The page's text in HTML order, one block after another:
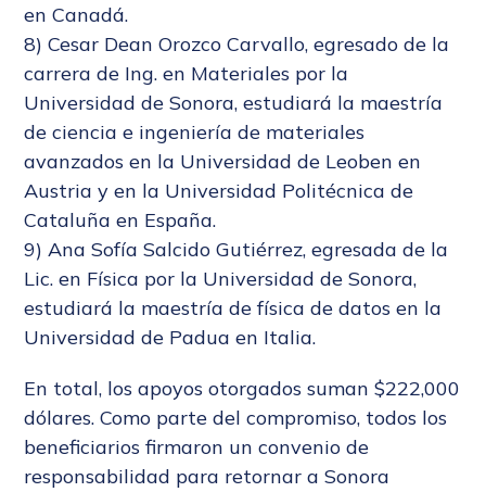
en Canadá.
8) Cesar Dean Orozco Carvallo, egresado de la
carrera de Ing. en Materiales por la
Universidad de Sonora, estudiará la maestría
de ciencia e ingeniería de materiales
avanzados en la Universidad de Leoben en
Austria y en la Universidad Politécnica de
Cataluña en España.
9) Ana Sofía Salcido Gutiérrez, egresada de la
Lic. en Física por la Universidad de Sonora,
estudiará la maestría de física de datos en la
Universidad de Padua en Italia.
En total, los apoyos otorgados suman $222,000
dólares. Como parte del compromiso, todos los
beneficiarios firmaron un convenio de
responsabilidad para retornar a Sonora